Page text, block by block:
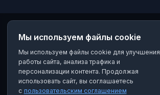
Мы используем файлы cookie
Мы используем файлы cookie для улучшения
работы сайта, анализа трафика и
персонализации контента. Продолжая
использовать сайт, вы соглашаетесь
с пользовательским соглашением